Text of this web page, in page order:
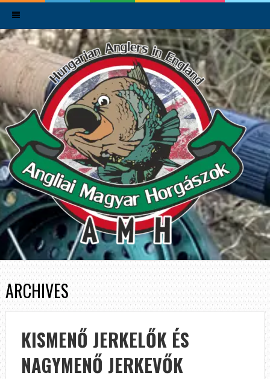
ARCHIVES
KISMENŐ JERKELŐK ÉS
NAGYMENŐ JERKEVŐK